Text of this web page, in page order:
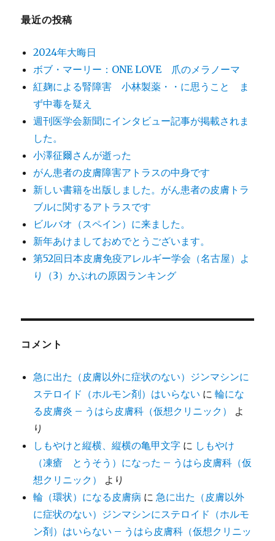
最近の投稿
2024年大晦日
ボブ・マーリー：ONE LOVE 爪のメラノーマ
紅麹による腎障害 小林製薬・・に思うこと ま
ず中毒を疑え
週刊医学会新聞にインタビュー記事が掲載されま
した。
小澤征爾さんが逝った
がん患者の皮膚障害アトラスの中身です
新しい書籍を出版しました。がん患者の皮膚トラ
ブルに関するアトラスです
ビルバオ（スペイン）に来ました。
新年あけましておめでとうございます。
第52回日本皮膚免疫アレルギー学会（名古屋）よ
り（3）かぶれの原因ランキング
コメント
急に出た（皮膚以外に症状のない）ジンマシンに
ステロイド（ホルモン剤）はいらない に輪にな
る皮膚炎 – うはら皮膚科（仮想クリニック）
よ
り
しもやけと縦横、縦横の亀甲文字 に しもやけ
（凍瘡 とうそう）になった – うはら皮膚科（仮
想クリニック）
より
輪（環状）になる皮膚病 に 急に出た（皮膚以外
に症状のない）ジンマシンにステロイド（ホルモ
ン剤）はいらない – うはら皮膚科（仮想クリニッ